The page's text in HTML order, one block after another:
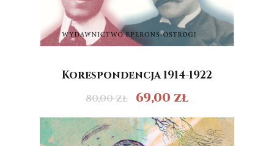
Korespondencja 1914-1922
80,00zł 69,00 zł